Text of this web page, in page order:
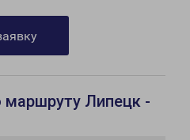
маршруту Липецк -